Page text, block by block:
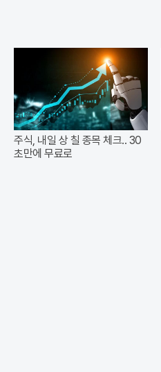
주식, 내일 상 칠 종목 체크.. 30
초만에 무료로